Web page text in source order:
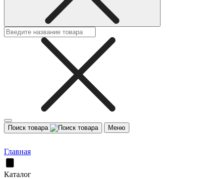
Поиск товара Меню
Главная
Каталог